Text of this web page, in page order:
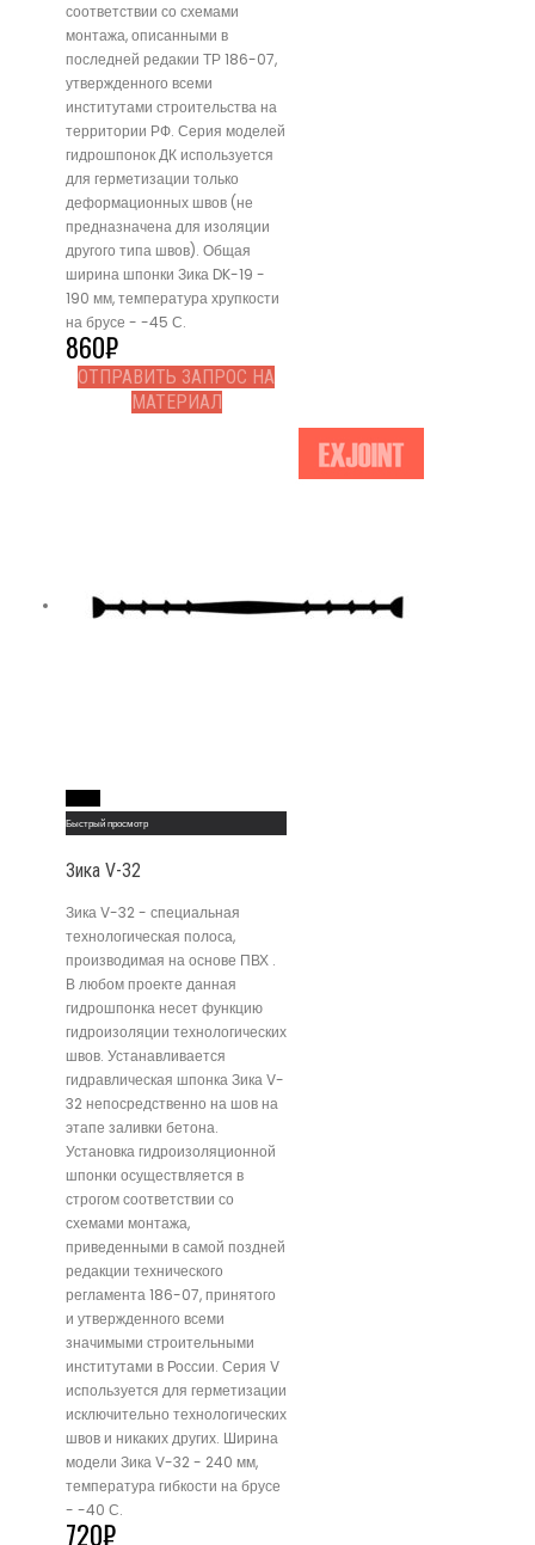
соответствии со схемами
монтажа, описанными в
последней редакии ТР 186-07,
утвержденного всеми
институтами строительства на
территории РФ. Серия моделей
гидрошпонок ДК используется
для герметизации только
деформационных швов (не
предназначена для изоляции
другого типа швов). Общая
ширина шпонки Зика DK-19 -
190 мм, температура хрупкости
на брусе - -45 С.
860₽
ОТПРАВИТЬ ЗАПРОС НА
МАТЕРИАЛ
Быстрый просмотр
Зика V-32
Зика V-32 - специальная
технологическая полоса,
производимая на основе ПВХ .
В любом проекте данная
гидрошпонка несет функцию
гидроизоляции технологических
швов. Устанавливается
гидравлическая шпонка Зика V-
32 непосредственно на шов на
этапе заливки бетона.
Установка гидроизоляционной
шпонки осуществляется в
строгом соответствии со
схемами монтажа,
приведенными в самой поздней
редакции технического
регламента 186-07, принятого
и утвержденного всеми
значимыми строительными
институтами в России. Серия V
используется для герметизации
исключительно технологических
швов и никаких других. Ширина
модели Зика V-32 - 240 мм,
температура гибкости на брусе
- -40 С.
720₽